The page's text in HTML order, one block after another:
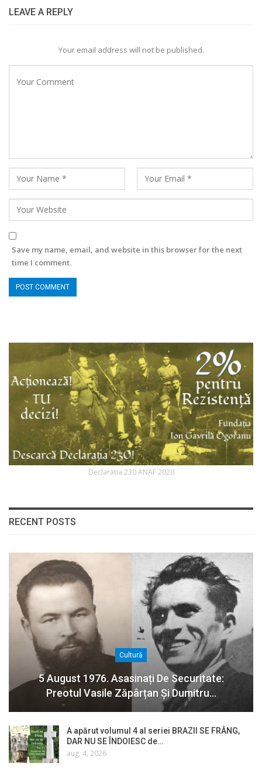
LEAVE A REPLY
Your email address will not be published.
Save my name, email, and website in this browser for the next
time I comment.
Declaratia 230 ANAF 2020
RECENT POSTS
Cultură
5 August 1976. Asasinați De Securitate:
Preotul Vasile Zăpârțan Și Dumitru…
A apărut volumul 4 al seriei BRAZII SE FRÂNG,
DAR NU SE ÎNDOIESC de…
aug. 4, 2026